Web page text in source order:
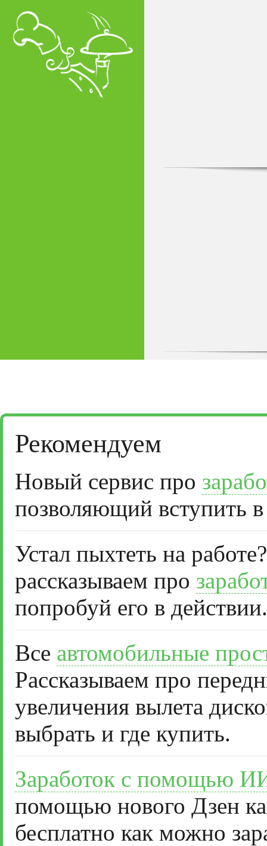
Рекомендуем
Новый сервис про
позволяющий вступить
Устал пыхтеть на
рассказываем про
попробуй его в действии.
Все автомобильные
Рассказываем про
увеличения вылета
выбрать и где купить.
Заработок с помощью
помощью нового Дзен
бесплатно как можно